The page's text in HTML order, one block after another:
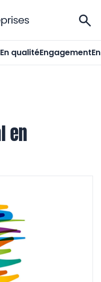
Var-Entreprises
En qualitéEngagement
en